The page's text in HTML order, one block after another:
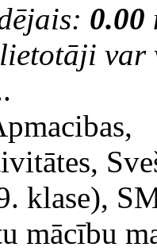
0.00
var
klase),
mācību